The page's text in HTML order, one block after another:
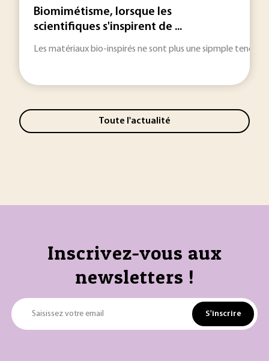
Biomimétisme, lorsque les
scientifiques s'inspirent de ...
Les matériaux bio-inspirés ne sont plus une sipmple
Toute l'actualité
Inscrivez-vous aux
newsletters !
Saisissez votre email S'inscrire